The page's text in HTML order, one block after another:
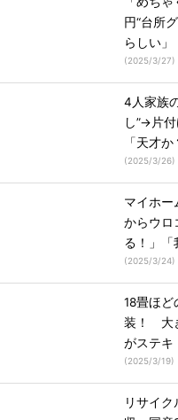
円“台所
らしい」
(2025/3/27)
4人家族
し”→片
「天才
(2025/3/26)
マイホー
からウロ
る！」「
(2025/3/24)
18畳ほど
装！ 大
がステキ
(2025/3/19)
リサイ